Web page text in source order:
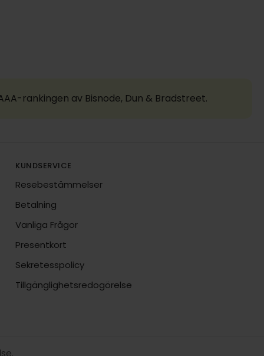
rankingen av Bisnode, Dun & Bradstreet.
KUNDSERVICE
Resebestämmelser
Betalning
Vanliga Frågor
Presentkort
Sekretesspolicy
Tillgänglighetsredogörelse